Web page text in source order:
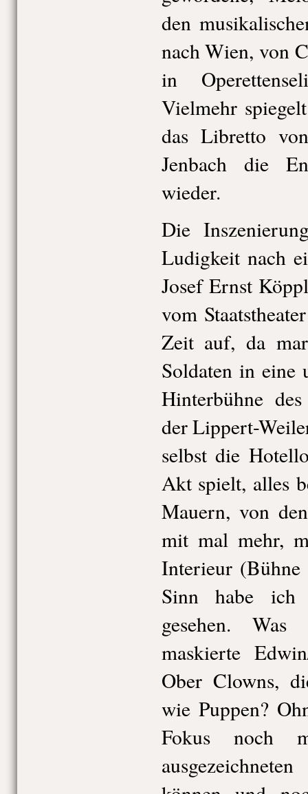
den
nach Wien, von
in
Vielmehr
das Libretto
Jenbach die
wieder.
Die
Ludigkeit nach
Josef Ernst
vom
Zeit auf, da
Soldaten in eine
Hinterbühne
der Lippert-
selbst die
Akt spielt, alles
Mauern, von
mit mal mehr,
Interieur
Sinn habe ich
gesehen.
maskierte
Ober Clowns,
wie Puppen?
Fokus noch